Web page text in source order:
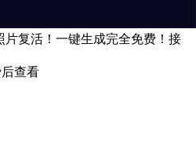
片复活！一键生成完全免费！接
查看